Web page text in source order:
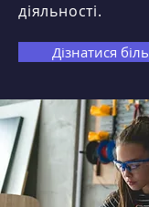
діяльності.
Дізнатися